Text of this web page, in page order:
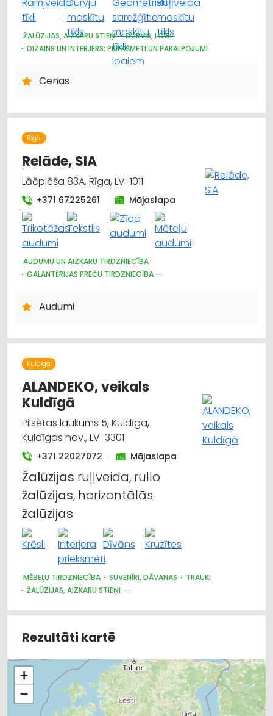
ŽALŪZIJAS, AIZKARU STIEŅI
DURVIS, LOGI
DIZAINS UN INTERJERS; PRIEKŠMETI UN PAKALPOJUMI
Cenas
Rīga
Relāde, SIA
Lāčplēša 83A, Rīga, LV-1011
+371 67225261 Mājaslapa
AUDUMU UN AIZKARU TIRDZNIECĪBA
GALANTĒRIJAS PREČU TIRDZNIECĪBA
ŠŪŠANAS PIEDERUMI, APĢĒRBU FURNITŪRA
ŽALŪZIJAS, AIZKARU STIEŅI
Audumi
Kuldīga
ALANDEKO, veikals
Kuldīgā
Pilsētas laukums 5, Kuldīga,
Kuldīgas nov., LV-3301
+371 22027072 Mājaslapa
Žalūzijas ruļļveida, rullo
žalūzijas, horizontālās
žalūzijas
MĒBEĻU TIRDZNIECĪBA SUVENĪRI, DĀVANAS
TRAUKI
ŽALŪZIJAS, AIZKARU STIEŅI
Rezultāti kartē
+
−